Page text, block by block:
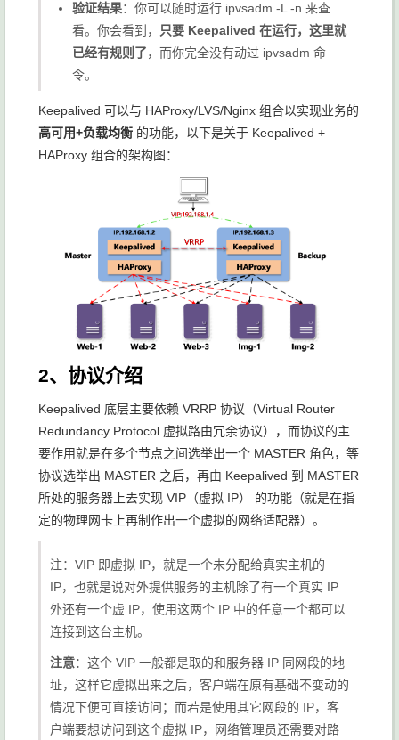
验证结果：你可以随时运行 ipvsadm -L -n 来查
看。你会看到，
只要 Keepalived 在运行，这里就
已经有规则了，而你完全没有动过 ipvsadm 命
令。
Keepalived 可以与 HAProxy/LVS/Nginx 组合以实现业务的
高可用+负载均衡 的功能，以下是关于 Keepalived +
HAProxy 组合的架构图：
2、协议介绍
Keepalived 底层主要依赖 VRRP 协议（Virtual Router
Redundancy Protocol 虚拟路由冗余协议），而协议的主
要作用就是在多个节点之间选举出一个 MASTER 角色，等
协议选举出 MASTER 之后，再由 Keepalived 到 MASTER
所处的服务器上去实现 VIP（虚拟 IP） 的功能（就是在指
定的物理网卡上再制作出一个虚拟的网络适配器）。
注：VIP 即虚拟 IP，就是一个未分配给真实主机的
IP，也就是说对外提供服务的主机除了有一个真实 IP
外还有一个虚 IP，使用这两个 IP 中的任意一个都可以
连接到这台主机。
注意：这个 VIP 一般都是取的和服务器 IP 同网段的地
址，这样它虚拟出来之后，客户端在原有基础不变动的
情况下便可直接访问；而若是使用其它网段的 IP，客
户端要想访问到这个虚拟 IP，网络管理员还需要对路